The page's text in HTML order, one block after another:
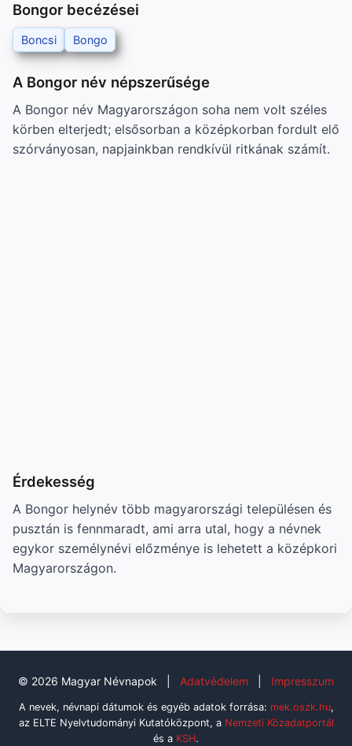
Bongor becézései
Boncsi Bongo
A Bongor név népszerűsége
A Bongor név Magyarországon soha nem volt széles
körben elterjedt; elsősorban a középkorban fordult elő
szórványosan, napjainkban rendkívül ritkának számít.
Érdekesség
A Bongor helynév több magyarországi településen és
pusztán is fennmaradt, ami arra utal, hogy a névnek
egykor személynévi előzménye is lehetett a középkori
Magyarországon.
© 2026 Magyar Névnapok Adatvédelem Impresszum
A nevek, névnapi dátumok és egyéb adatok forrása: mek.oszk.hu,
az ELTE Nyelvtudományi Kutatóközpont, a Nemzeti Közadatportál
és a KSH.